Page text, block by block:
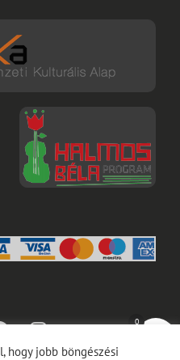
facebookinstagram
hogy jobb böngészési
0